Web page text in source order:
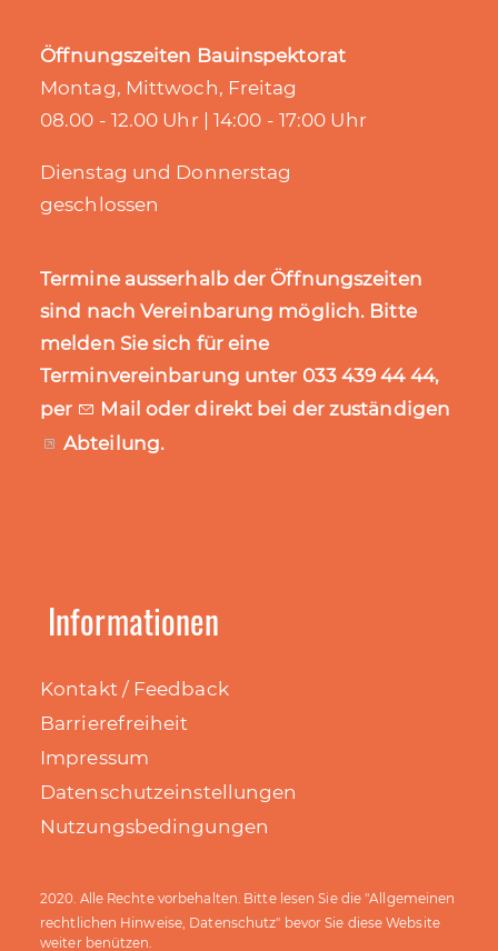
Öffnungszeiten Bauinspektorat
Montag, Mittwoch, Freitag
08.00 - 12.00 Uhr | 14:00 - 17:00 Uhr
Dienstag und Donnerstag
geschlossen
Termine ausserhalb der Öffnungszeiten
sind nach Vereinbarung möglich. Bitte
melden Sie sich für eine
Terminvereinbarung unter 033 439 44 44,
per
Mail oder direkt bei der zuständigen
Abteilung.
Informationen
Kontakt / Feedback
Barrierefreiheit
Impressum
Datenschutzeinstellungen
Nutzungsbedingungen
2020. Alle Rechte vorbehalten. Bitte lesen Sie die "Allgemeinen
rechtlichen Hinweise, Datenschutz" bevor Sie diese Website
weiter benützen.